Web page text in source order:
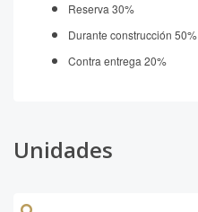
Reserva 30%
Durante construcción 50%
Contra entrega 20%
Unidades